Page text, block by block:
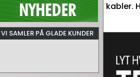
VI SAMLER PÅ GLADE KUNDER
kabler.